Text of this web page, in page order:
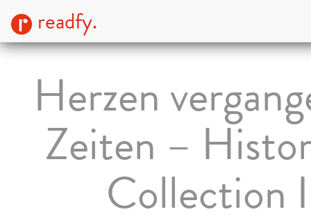
readfy.
Herzen
Zeiten –
Collection I